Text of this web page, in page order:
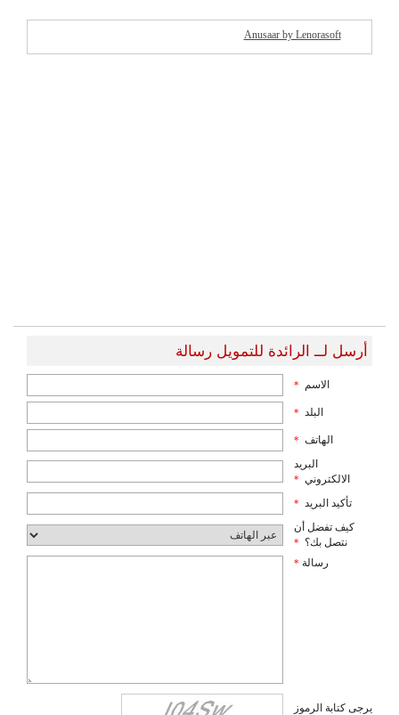
Anusaar by Lenorasoft
أرسل لــ الرائدة للتمويل رسالة
الاسم *
البلد *
الهاتف *
البريد
الالكتروني *
تأكيد البريد *
كيف تفضل أن
نتصل بك؟ *
رسالة *
يرجى كتابة الرموز